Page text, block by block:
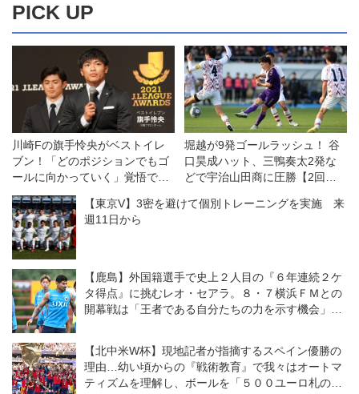
PICK UP
川崎Fの旗手怜央がベストイレ
ブン！「どのポジションでもゴ
ールに向かっていく」覚悟でう
れしい初受賞【インタビュー】
堀越が9発ゴールラッシュ！ 谷
口昊成ハット、三鴨奏太2発な
どで宇治山田商に圧勝【2回
【東京V】3密を避けて個別トレーニングを実施 来
週11日から
【鹿島】外国籍選手で史上２人目の『６年連続２ケ
タ得点』に挑むレオ・セアラ。８・７横浜ＦＭとの
開幕戦は「王者である自分たちの力を示す機会」と
【北中米W杯】現地記者が指摘するスペイン優勝の
理由…幼い頃からの『戦術教育』で我々はオートマ
ティズムを理解し、ボールを「５００ユーロ札のよ